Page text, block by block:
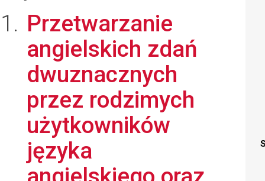
Przetwarzanie
angielskich zdań
dwuznacznych
przez rodzimych
użytkowników
języka